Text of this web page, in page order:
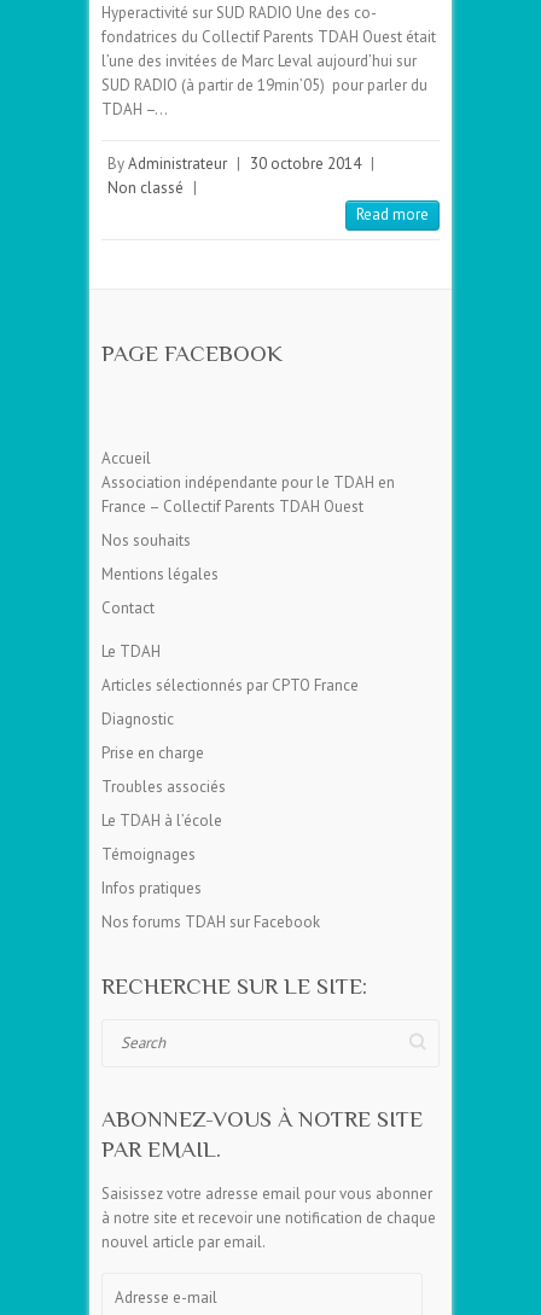
Hyperactivité sur SUD RADIO Une des co-
fondatrices du Collectif Parents TDAH Ouest était
l’une des invitées de Marc Leval aujourd’hui sur
SUD RADIO (à partir de 19min’05) pour parler du
TDAH –…
ByAdministrateur | 30 octobre 2014 |
Non classé |
Read more
PAGE FACEBOOK
Accueil
Association indépendante pour le TDAH en
France – Collectif Parents TDAH Ouest
Nos souhaits
Mentions légales
Contact
Le TDAH
Articles sélectionnés par CPTO France
Diagnostic
Prise en charge
Troubles associés
Le TDAH à l’école
Témoignages
Infos pratiques
Nos forums TDAH sur Facebook
RECHERCHE SUR LE SITE:
ABONNEZ-VOUS À NOTRE SITE
PAR EMAIL.
Saisissez votre adresse email pour vous abonner
à notre site et recevoir une notification de chaque
nouvel article par email.